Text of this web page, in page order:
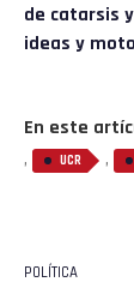
de catarsis
ideas y
En este
, UCR ,
POLÍTICA